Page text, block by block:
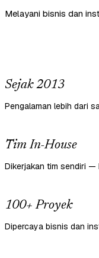
Melayani bisnis dan
Sejak 2013
Pengalaman lebih dari
Tim In-House
Dikerjakan tim sendiri —
100+ Proyek
Dipercaya bisnis dan